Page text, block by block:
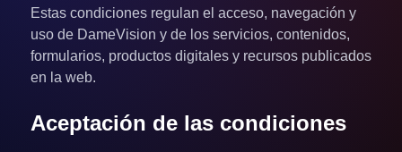
Estas condiciones regulan el acceso, navegación y
uso de DameVision y de los servicios, contenidos,
formularios, productos digitales y recursos publicados
en la web.
Aceptación de las condiciones